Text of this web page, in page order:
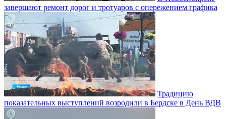
завершают ремонт дорог и тротуаров с опережением графика
Традицию
показательных выступлений возродили в Бердске в День ВДВ